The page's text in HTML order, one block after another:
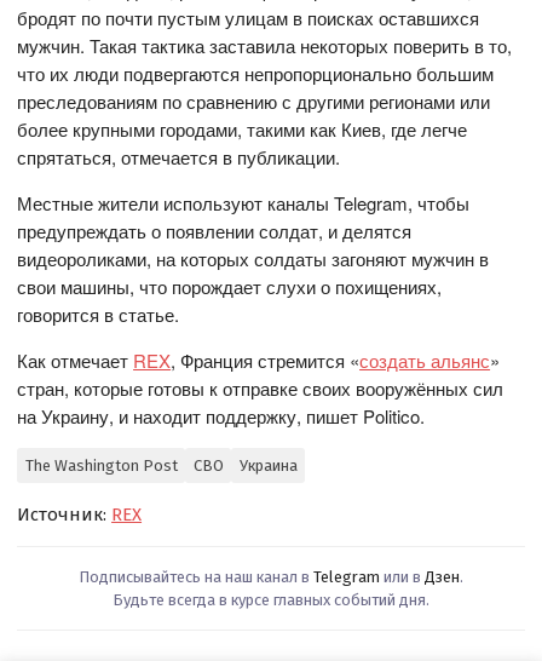
бродят по почти пустым улицам в поисках оставшихся
мужчин. Такая тактика заставила некоторых поверить в то,
что их люди подвергаются непропорционально большим
преследованиям по сравнению с другими регионами или
более крупными городами, такими как Киев, где легче
спрятаться, отмечается в публикации.
Местные жители используют каналы Telegram, чтобы
предупреждать о появлении солдат, и делятся
видеороликами, на которых солдаты загоняют мужчин в
свои машины, что порождает слухи о похищениях,
говорится в статье.
Как отмечает REX, Франция стремится «создать альянс»
стран, которые готовы к отправке своих вооружённых сил
на Украину, и находит поддержку, пишет Politico.
The Washington Post СВО Украина
Источник: REX
Подписывайтесь на наш канал в Telegram или в Дзен.
Будьте всегда в курсе главных событий дня.